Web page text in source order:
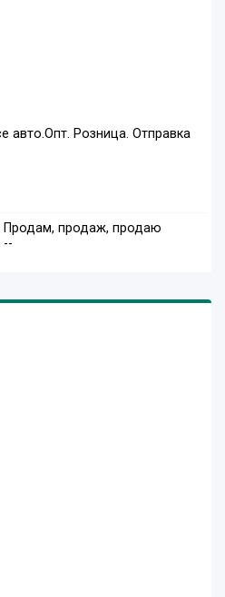
авто.Опт. Розница. Отправка
Продам, продаж, продаю
--